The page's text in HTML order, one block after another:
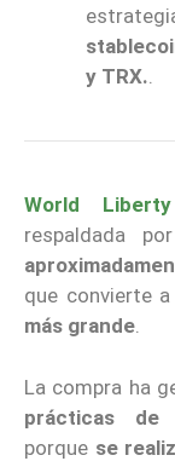
y TRX..
World
respaldada
que convierte
más grande.
La compra ha
prácticas de
porque se